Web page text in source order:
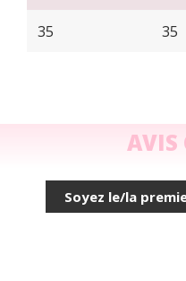
35 35
AVIS
Soyez le/la